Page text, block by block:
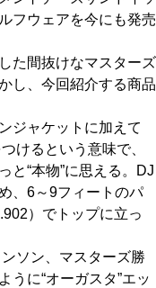
フウェアを今にも発売
た間抜けなマスターズ
し、今回紹介する商品
ジャケットに加えて
けるという意味で、
と“本物”に思える。DJ
、6～9フィートのパ
）でトップに立っ
ソン、マスターズ勝
うに“オーガスタ”エッ